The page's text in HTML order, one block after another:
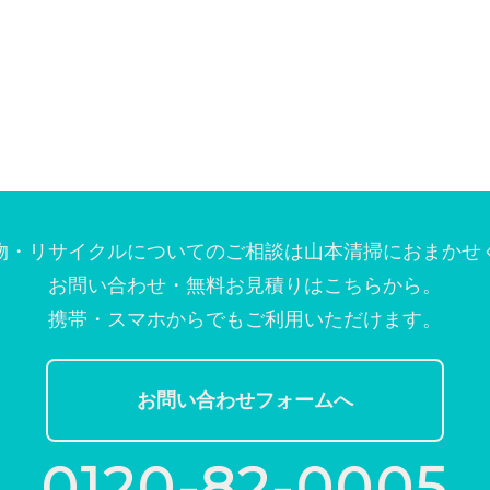
・リサイクルについてのご相談は⼭本清掃におまかせ
お問い合わせ・無料お⾒積りはこちらから。
携帯・スマホからでもご利⽤いただけます。
お問い合わせフォームへ